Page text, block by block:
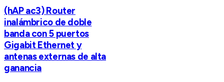
(hAP ac3) Router
inalámbrico de doble
banda con 5 puertos
Gigabit Ethernet y
antenas externas de alta
ganancia